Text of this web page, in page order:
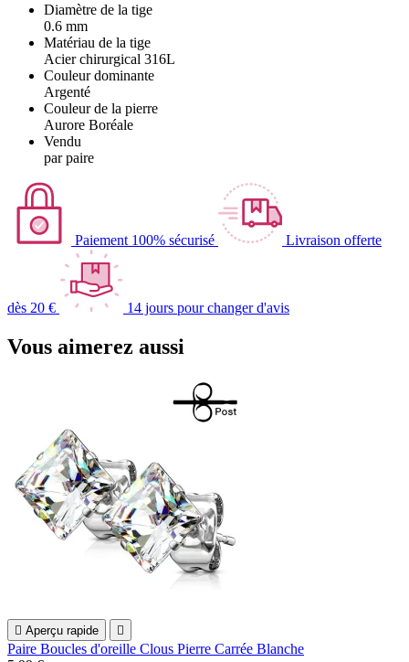
Diamètre de la tige
0.6 mm
Matériau de la tige
Acier chirurgical 316L
Couleur dominante
Argenté
Couleur de la pierre
Aurore Boréale
Vendu
par paire
Paiement 100% sécurisé Livraison offerte
dès 20 € 14 jours pour changer d'avis
Vous aimerez aussi
 Aperçu rapide 
Paire Boucles d'oreille Clous Pierre Carrée Blanche